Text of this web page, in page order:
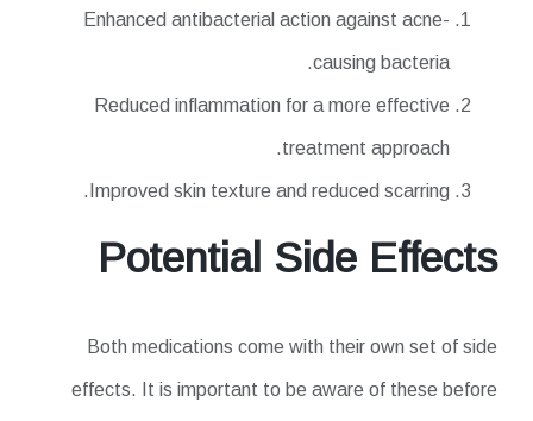
Enhanced antibacterial action against acne-
causing bacteria.
Reduced inflammation for a more effective
treatment approach.
Improved skin texture and reduced scarring.
Potential Side Effects
Both medications come with their own set of side
effects. It is important to be aware of these before